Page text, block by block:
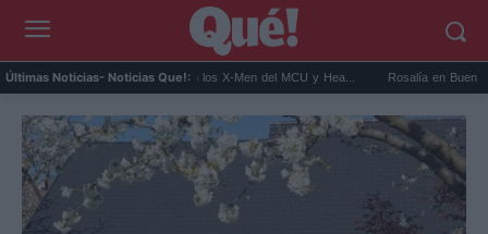
Últimas Noticias- Noticias Que!:
Kit Connor será Cíclope en los X-Men del MCU y Hea... Rosalía en Buenos Aires: